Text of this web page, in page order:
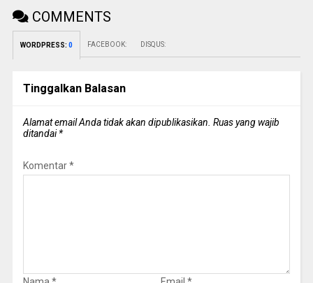
COMMENTS
WORDPRESS: 0 FACEBOOK: DISQUS:
Tinggalkan Balasan
Alamat email Anda tidak akan dipublikasikan. Ruas yang wajib
ditandai*
Komentar*